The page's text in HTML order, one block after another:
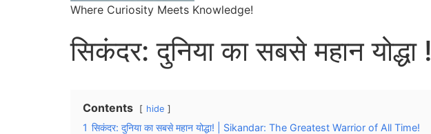
Where Curiosity Meets Knowledge!
सिकंदर: दुनिया का सबसे महान योद्धा !
Contents hide
1 सिकंदर: दुनिया का सबसे महान योद्धा! | Sikandar: The Greatest Warrior of All Time!